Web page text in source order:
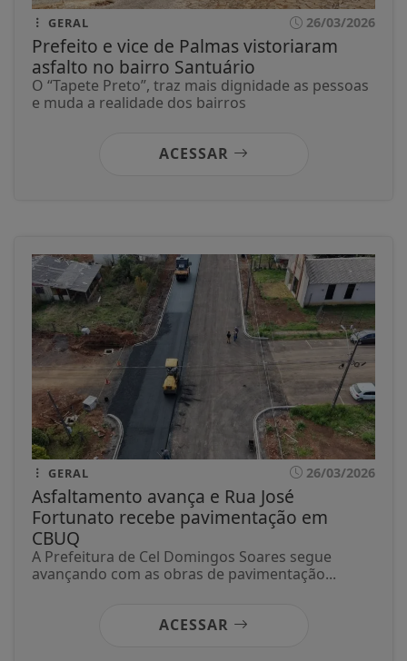
GERAL 26/03/2026
Prefeito e vice de Palmas vistoriaram
asfalto no bairro Santuário
O “Tapete Preto”, traz mais dignidade as pessoas
e muda a realidade dos bairros
ACESSAR
GERAL 26/03/2026
Asfaltamento avança e Rua José
Fortunato recebe pavimentação em
CBUQ
A Prefeitura de Cel Domingos Soares segue
avançando com as obras de pavimentação...
ACESSAR